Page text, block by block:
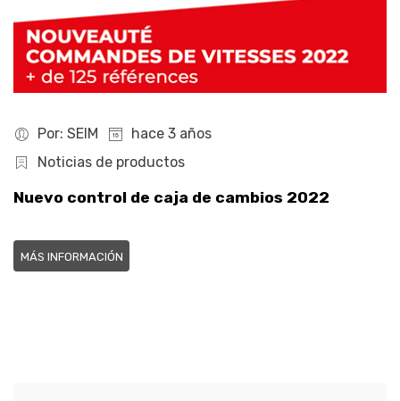
Por: SEIM
hace 3 años
Noticias de productos
Nuevo control de caja de cambios 2022
MÁS INFORMACIÓN